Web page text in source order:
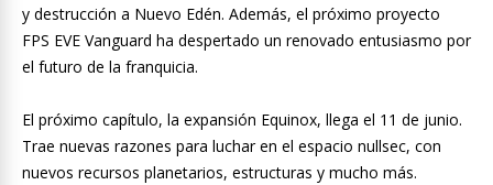
y destrucción a Nuevo Edén. Además, el próximo proyecto
FPS EVE Vanguard ha despertado un renovado entusiasmo por
el futuro de la franquicia.
El próximo capítulo, la expansión Equinox, llega el 11 de junio.
Trae nuevas razones para luchar en el espacio nullsec, con
nuevos recursos planetarios, estructuras y mucho más.